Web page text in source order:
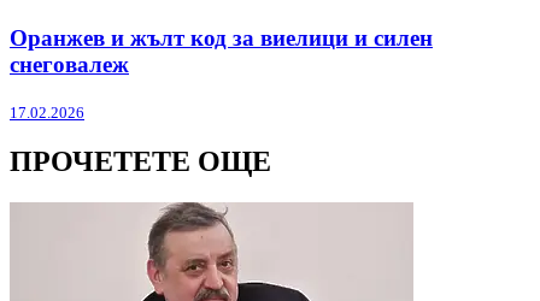
Оранжев и жълт код за виелици и силен
снеговалеж
17.02.2026
ПРОЧЕТЕТЕ ОЩЕ